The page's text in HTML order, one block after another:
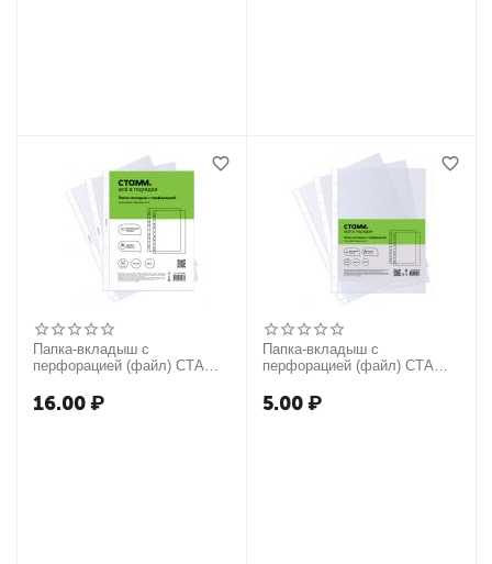
Папка-вкладыш с
перфорацией (файл) СТАММ
16.00₽
Папка-вкладыш с
перфорацией (файл) СТАММ
5.00₽